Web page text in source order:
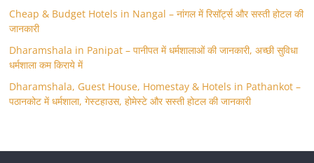
Cheap & Budget Hotels in Nangal – नांगल में रिसॉर्ट्स और सस्ती होटल की
जानकारी
Dharamshala in Panipat – पानीपत में धर्मशालाओं की जानकारी, अच्छी सुविधा
धर्मशाला कम किराये में
Dharamshala, Guest House, Homestay & Hotels in Pathankot –
पठानकोट में धर्मशाला, गेस्टहाउस, होमेस्टे और सस्ती होटल की जानकारी